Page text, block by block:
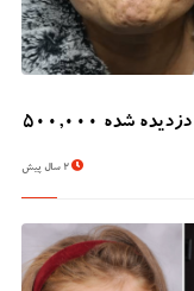
دزد سریالی که با درخواست بازپرداخت اقلام دزدیده شده 500,000
2 سال پیش